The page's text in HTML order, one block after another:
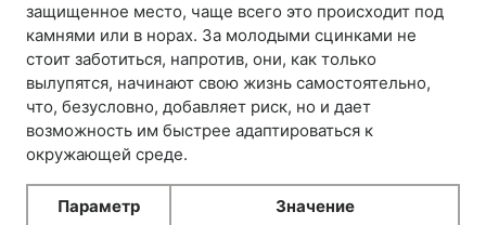
защищенное место, чаще всего это происходит под
камнями или в норах. За молодыми сцинками не
стоит заботиться, напротив, они, как только
вылупятся, начинают свою жизнь самостоятельно,
что, безусловно, добавляет риск, но и дает
возможность им быстрее адаптироваться к
окружающей среде.
Параметр Значение